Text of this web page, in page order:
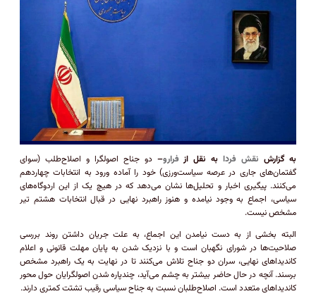
به گزارشنقش فردابه نقل از فرارو– دو جناح اصولگرا و اصلاح‌طلب (سوای
گفتمان‌های جاری در عرصه سیاست‌ورزی) خود را آماده ورود به انتخابات چهاردهم
می‌کنند. پیگیری اخبار و تحلیل‌ها نشان می‌دهد که در هیچ یک از این اردوگاه‌های
سیاسی، اجماع به وجود نیامده و هنوز راهبرد نهایی در قبال انتخابات هشتم تیر
مشخص نیست.
البته بخشی از به دست نیامدن این اجماع، به علت جریان داشتن روند بررسی
صلاحیت‌ها در شورای نگهبان است و با نزدیک شدن به پایان مهلت قانونی و اعلام
کاندیدا‌های نهایی، سران دو جناح تلاش می‌کنند تا در نهایت به یک راهبرد مشخص
برسند. آنچه در حال حاضر بیشتر به چشم می‌آید، چندپاره شدن اصولگرایان حول محور
کاندیدا‌های متعدد است. اصلاح‌طلبان نسبت به جناح سیاسی رقیب تشتت کمتری دارند.